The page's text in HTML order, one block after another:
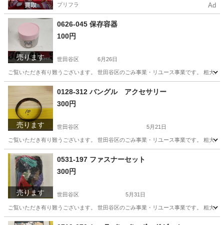
プリフラ Ad
売ります
0626-045 保存容器
100円
世田谷区 6月26日
ご覧いただき有り難うございます。 世⽥⾕区のごみ事業・リユース事業です。 粗
東京 世田谷区 スキンケア リユース
売ります
0128-312 バングル アクセサリー
300円
世田谷区 5月21日
ご覧いただき有り難うございます。 世⽥⾕区のごみ事業・リユース事業です。 粗
東京 世田谷区 リユース
売ります
0531-197 ファスナーセット
300円
世田谷区 5月31日
ご覧いただき有り難うございます。 世⽥⾕区のごみ事業・リユース事業です。 粗
東京 世田谷区 リユース